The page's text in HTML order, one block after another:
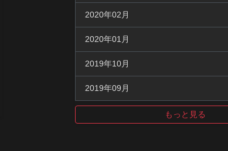
2020年02月
2020年01月
2019年10月
2019年09月
もっと見る